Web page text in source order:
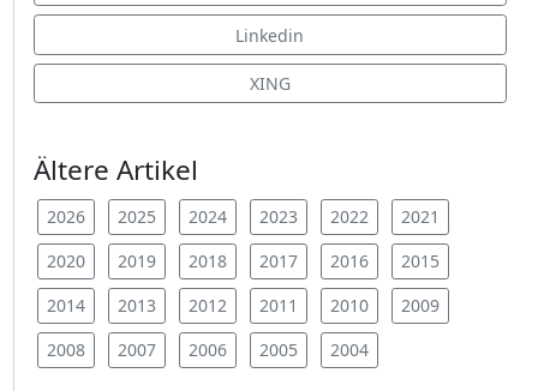
Linkedin
XING
Ältere Artikel
2026 2025 2024 2023 2022
2021
2020
2019 2018 2017 2016
2015
2014
2013 2012 2011 2010
2009
2008
2007 2006 2005 2004